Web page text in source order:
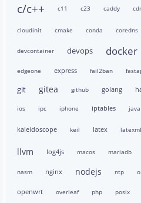
c/c++ c11 c23 caddy
cloudinit cmake conda coredns
devcontainer devops docker
edgeone express fail2ban
git gitea github golang
ios ipc iphone iptables java
kaleidoscope keil latex
llvm log4js macos mariadb
nasm nginx nodejs ntp
openwrt overleaf php posix